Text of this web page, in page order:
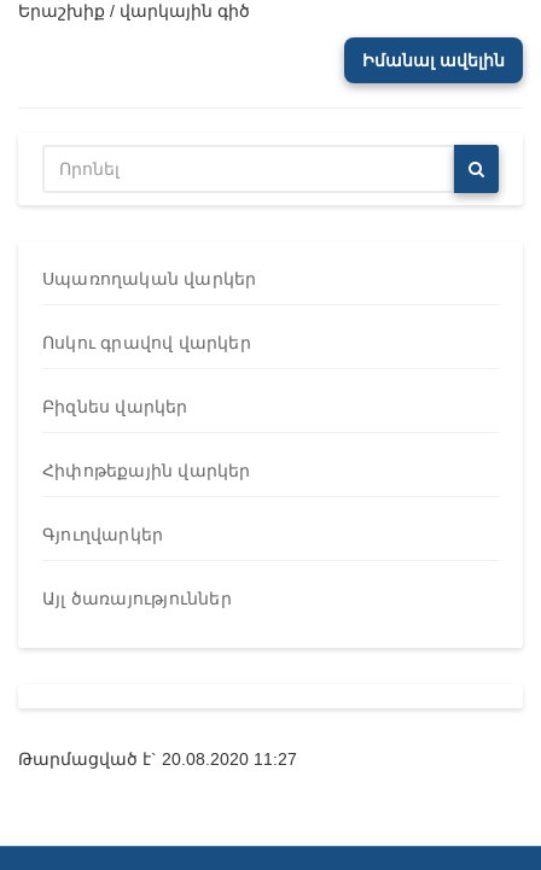
Երաշխիք / վարկային գիծ
Իմանալ ավելին
Սպառողական վարկեր
Ոսկու գրավով վարկեր
Բիզնես վարկեր
Հիփոթեքային վարկեր
Գյուղվարկեր
Այլ ծառայություններ
Թարմացված է` 20.08.2020 11:27